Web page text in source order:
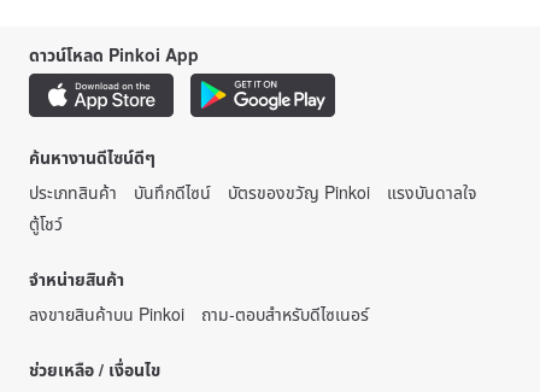
ดาวน์โหลด Pinkoi App
ค้นหางานดีไซน์ดีๆ
ประเภทสินค้า
บันทึกดีไซน์ บัตรของขวัญ Pinkoi
แรงบันดาลใจ
ตู้โชว์
จำหน่ายสินค้า
ลงขายสินค้าบน Pinkoi
ถาม-ตอบสำหรับดีไซเนอร์
ช่วยเหลือ / เงื่อนไข